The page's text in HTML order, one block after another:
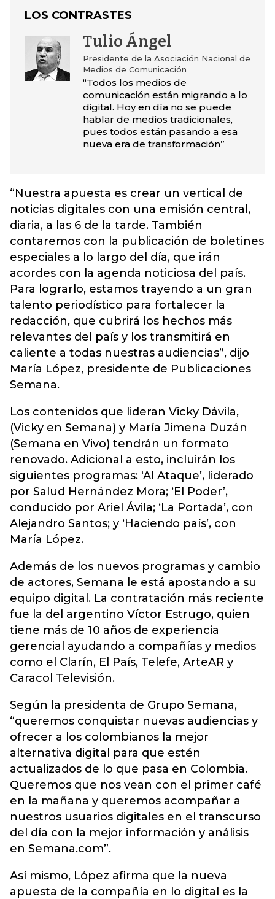
LOS CONTRASTES
Tulio Ángel
Presidente de la Asociación Nacional de
Medios de Comunicación
“Todos los medios de
comunicación están migrando a lo
digital. Hoy en día no se puede
hablar de medios tradicionales,
pues todos están pasando a esa
nueva era de transformación”
“Nuestra apuesta es crear un vertical de
noticias digitales con una emisión central,
diaria, a las 6 de la tarde. También
contaremos con la publicación de boletines
especiales a lo largo del día, que irán
acordes con la agenda noticiosa del país.
Para lograrlo, estamos trayendo a un gran
talento periodístico para fortalecer la
redacción, que cubrirá los hechos más
relevantes del país y los transmitirá en
caliente a todas nuestras audiencias”, dijo
María López, presidente de Publicaciones
Semana.
Los contenidos que lideran Vicky Dávila,
(Vicky en Semana) y María Jimena Duzán
(Semana en Vivo) tendrán un formato
renovado. Adicional a esto, incluirán los
siguientes programas: ‘Al Ataque’, liderado
por Salud Hernández Mora; ‘El Poder’,
conducido por Ariel Ávila; ‘La Portada’, con
Alejandro Santos; y ‘Haciendo país’, con
María López.
Además de los nuevos programas y cambio
de actores, Semana le está apostando a su
equipo digital. La contratación más reciente
fue la del argentino Víctor Estrugo, quien
tiene más de 10 años de experiencia
gerencial ayudando a compañías y medios
como el Clarín, El País, Telefe, ArteAR y
Caracol Televisión.
Según la presidenta de Grupo Semana,
“queremos conquistar nuevas audiencias y
ofrecer a los colombianos la mejor
alternativa digital para que estén
actualizados de lo que pasa en Colombia.
Queremos que nos vean con el primer café
en la mañana y queremos acompañar a
nuestros usuarios digitales en el transcurso
del día con la mejor información y análisis
en Semana.com”.
Así mismo, López afirma que la nueva
apuesta de la compañía en lo digital es la